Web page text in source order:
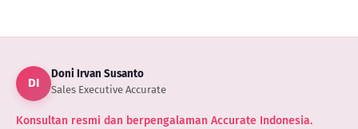
DI
Doni Irvan Susanto
Sales Executive Accurate
Konsultan resmi dan berpengalaman Accurate Indonesia.